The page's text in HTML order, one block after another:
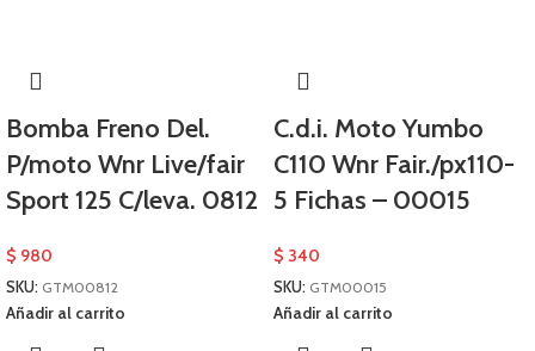
Bomba Freno Del.
P/moto Wnr Live/fair
Sport 125 C/leva. 0812
$ 980
SKU: GTM00812
Añadir al carrito
C.d.i. Moto Yumbo
C110 Wnr Fair./px110-
5 Fichas – 00015
$ 340
SKU: GTM00015
Añadir al carrito